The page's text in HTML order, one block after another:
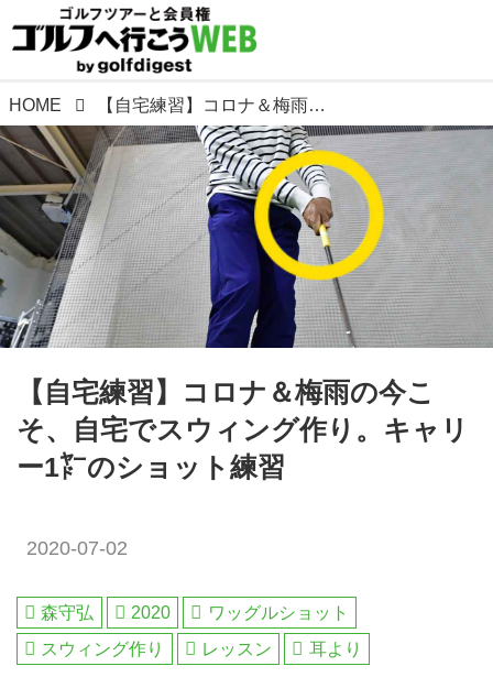
HOME 【自宅練習】コロナ＆梅雨の今こそ、自宅でスウィング作り。キャリー1㍎のショット練習
【自宅練習】コロナ＆梅雨の今こ
そ、自宅でスウィング作り。キャリ
ー1㍎のショット練習
2020-07-02
森守弘 2020
ワッグルショット
スウィング作り
レッスン 耳より